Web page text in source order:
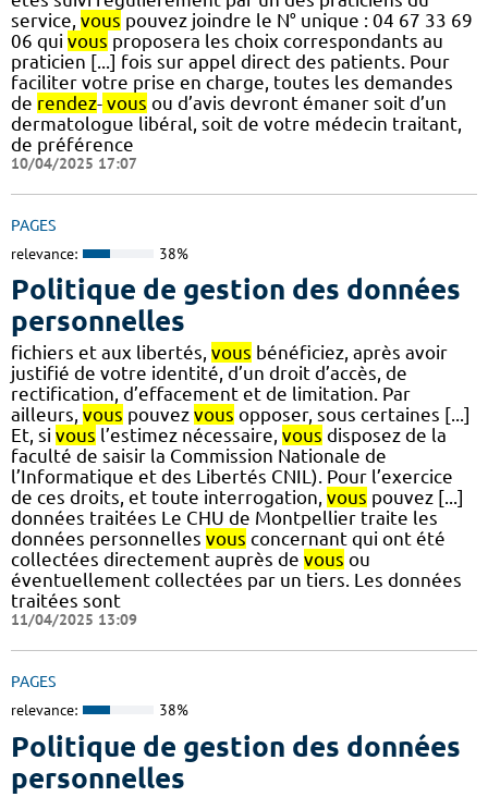
service, vous pouvez joindre le N° unique : 04 67 33 69
06 qui vous proposera les choix correspondants au
praticien [...] fois sur appel direct des patients. Pour
faciliter votre prise en charge, toutes les demandes
de rendez- vous ou d’avis devront émaner soit d’un
dermatologue libéral, soit de votre médecin traitant,
de préférence
10/04/2025 17:07
PAGES
relevance: 38%
Politique de gestion des données
personnelles
fichiers et aux libertés, vous bénéficiez, après avoir
justifié de votre identité, d’un droit d’accès, de
rectification, d’effacement et de limitation. Par
ailleurs, vous pouvez vous opposer, sous certaines [...]
Et, si vous l’estimez nécessaire, vous disposez de la
faculté de saisir la Commission Nationale de
l’Informatique et des Libertés CNIL). Pour l’exercice
de ces droits, et toute interrogation, vous pouvez [...]
données traitées Le CHU de Montpellier traite les
données personnelles vous concernant qui ont été
collectées directement auprès de vous ou
éventuellement collectées par un tiers. Les données
traitées sont
11/04/2025 13:09
PAGES
relevance: 38%
Politique de gestion des données
personnelles